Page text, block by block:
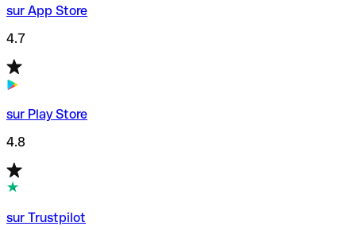
sur App Store
4.7
sur Play Store
4.8
sur Trustpilot